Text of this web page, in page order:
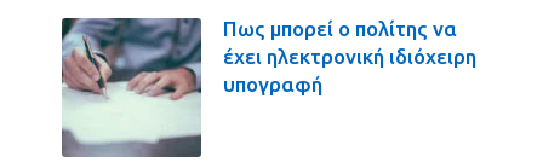
Πως μπορεί ο πολίτης να
έχει ηλεκτρονική ιδιόχειρη
υπογραφή